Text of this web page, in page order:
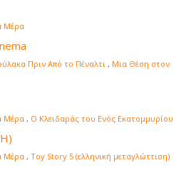
Μέρα
Πριν Από το Πέναλτι , Μια Θέση στον
Μέρα , Ο Κλειδαράς του Ενός Εκατομμυρίου
Μέρα , Toy Story 5 (ελληνική μεταγλώττιση)